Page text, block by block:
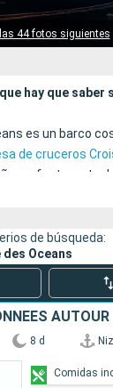
44 fotos siguientes
hay que saber
es un barco
de cruceros
perfecto,
y el
de búsqueda:
des Oceans
8 d
Comidas